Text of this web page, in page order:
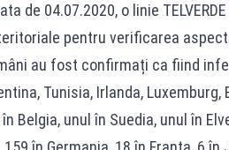
04.07.2020, o linie
pentru verificarea
fost confirmați ca fiind
Tunisia, Irlanda,
unul în Suedia, unul în